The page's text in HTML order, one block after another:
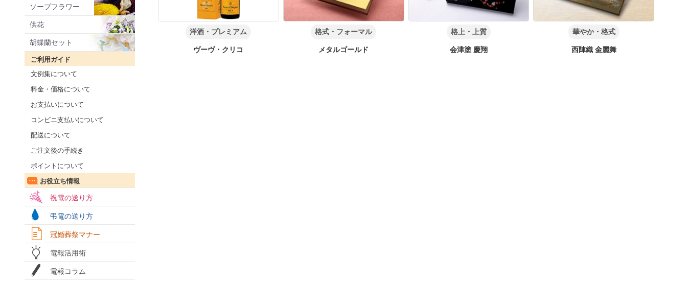
ソープフラワー
供花
胡蝶蘭セット
ご利用ガイド
文例集について
料金・価格について
お支払いについて
コンビニ支払いについて
配送について
ご注文後の手続き
ポイントについて
お役立ち情報
祝電の送り方
弔電の送り方
冠婚葬祭マナー
電報活用術
電報コラム
洋酒・プレミアム
ヴーヴ・クリコ
格式・フォーマル
メタルゴールド
格上・上質
会津塗 慶翔
華やか・格式
西陣織 金麗舞